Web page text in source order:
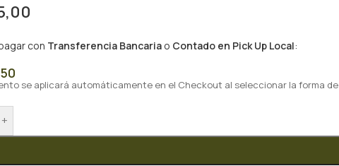
con Transferencia Bancaria o Contado en Pick Up Local:
se aplicará automáticamente en el Checkout al seleccionar la forma de
+